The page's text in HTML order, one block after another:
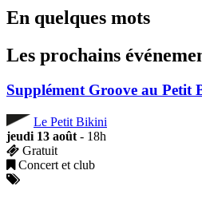
En quelques mots
Les prochains
Supplément Groove au Petit
Le Petit Bikini
jeudi 13 août - 18h
Gratuit
Concert et club